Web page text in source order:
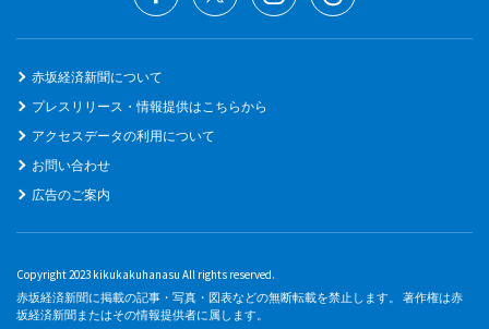
赤坂経済新聞について
プレスリリース・情報提供はこちらから
アクセスデータの利用について
お問い合わせ
広告のご案内
Copyright 2023 kikukakuhanasu All rights reserved.
赤坂経済新聞に掲載の記事・写真・図表などの無断転載を禁止します。 著作権は赤
坂経済新聞またはその情報提供者に属します。